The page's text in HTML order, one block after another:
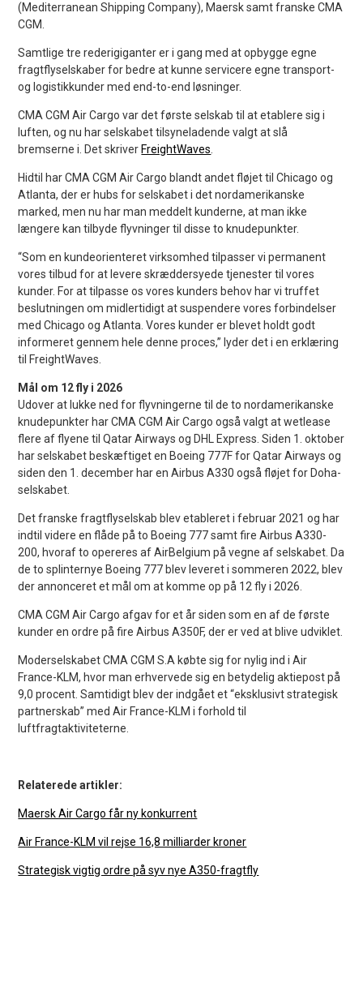
(Mediterranean Shipping Company), Maersk samt franske CMA
CGM.
Samtlige tre rederigiganter er i gang med at opbygge egne
fragtflyselskaber for bedre at kunne servicere egne transport-
og logistikkunder med end-to-end løsninger.
CMA CGM Air Cargo var det første selskab til at etablere sig i
luften, og nu har selskabet tilsyneladende valgt at slå
bremserne i. Det skriver FreightWaves
Hidtil har CMA CGM Air Cargo blandt andet fløjet til Chicago og
Atlanta, der er hubs for selskabet i det nordamerikanske
marked, men nu har man meddelt kunderne, at man ikke
længere kan tilbyde flyvninger til disse to knudepunkter.
“Som en kundeorienteret virksomhed tilpasser vi permanent
vores tilbud for at levere skræddersyede tjenester til vores
kunder. For at tilpasse os vores kunders behov har vi truffet
beslutningen om midlertidigt at suspendere vores forbindelser
med Chicago og Atlanta. Vores kunder er blevet holdt godt
informeret gennem hele denne proces,” lyder det i en erklæring
til FreightWaves.
Mål om 12 fly i 2026
Udover at lukke ned for flyvningerne til de to nordamerikanske
knudepunkter har CMA CGM Air Cargo også valgt at wetlease
flere af flyene til Qatar Airways og DHL Express. Siden 1. oktober
har selskabet beskæftiget en Boeing 777F for Qatar Airways og
siden den 1. december har en Airbus A330 også fløjet for Doha-
selskabet.
Det franske fragtflyselskab blev etableret i februar 2021 og har
indtil videre en flåde på to Boeing 777 samt fire Airbus A330-
200, hvoraf to opereres af AirBelgium på vegne af selskabet. Da
de to splinternye Boeing 777 blev leveret i sommeren 2022, blev
der annonceret et mål om at komme op på 12 fly i 2026.
CMA CGM Air Cargo afgav for et år siden som en af de første
kunder en ordre på fire Airbus A350F, der er ved at blive udviklet.
Moderselskabet CMA CGM S.A købte sig for nylig ind i Air
France-KLM, hvor man erhvervede sig en betydelig aktiepost på
9,0 procent. Samtidigt blev der indgået et “eksklusivt strategisk
partnerskab” med Air France-KLM i forhold til
luftfragtaktiviteterne.
Relaterede artikler:
Maersk Air Cargo får ny konkurrent
Air France-KLM vil rejse 16,8 milliarder kroner
Strategisk vigtig ordre på syv nye A350-fragtfly